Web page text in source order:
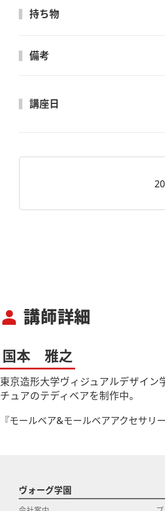
持ち物
備考
講座日
person 講師詳細
国本 雅之
東京造形大学ヴィジュアルデザイ
チュアのテディベアを制作中。
『モールベア&モールベアアクセサ
ヴォーグ学園